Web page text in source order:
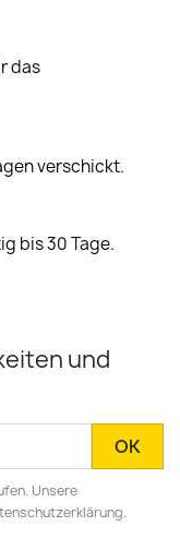
das
verschickt.
bis 30 Tage.
und
Unsere